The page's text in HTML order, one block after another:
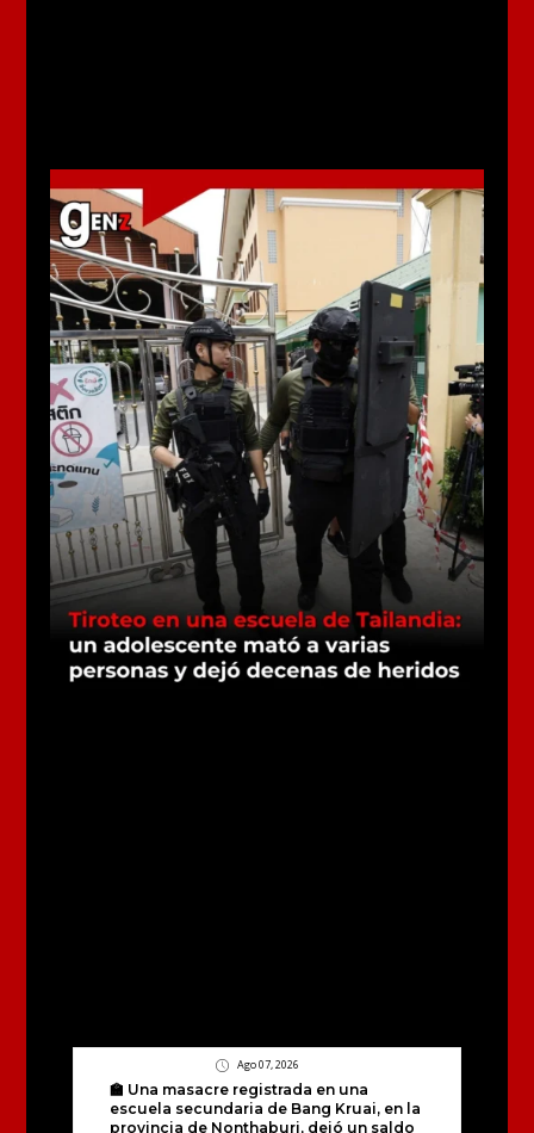
Ago 07, 2026
🏫 Una masacre registrada en una
escuela secundaria de Bang Kruai, en la
provincia de Nonthaburi, dejó un saldo